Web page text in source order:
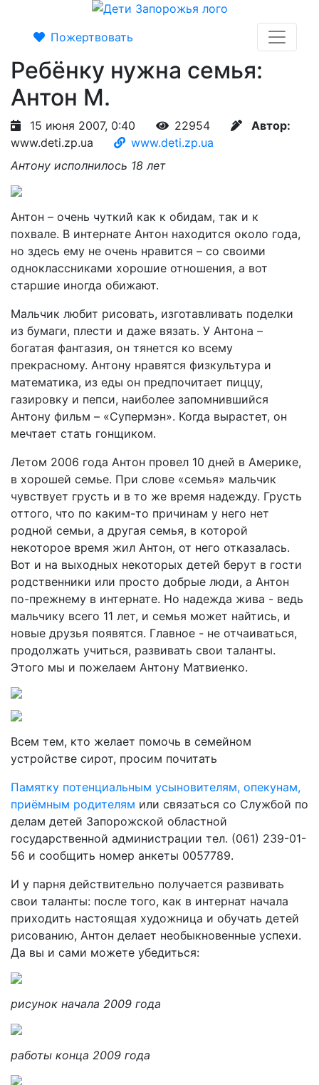
Пожертвовать
Ребёнку нужна семья:
Антон М.
15 июня 2007, 0:40 22954
Автор:
www.deti.zp.ua
www.deti.zp.ua
Антону исполнилось 18 лет
Антон – очень чуткий как к обидам, так и к
похвале. В интернате Антон находится около года,
но здесь ему не очень нравится – со своими
одноклассниками хорошие отношения, а вот
старшие иногда обижают.
Мальчик любит рисовать, изготавливать поделки
из бумаги, плести и даже вязать. У Антона –
богатая фантазия, он тянется ко всему
прекрасному. Антону нравятся физкультура и
математика, из еды он предпочитает пиццу,
газировку и пепси, наиболее запомнившийся
Антону фильм – «Супермэн». Когда вырастет, он
мечтает стать гонщиком.
Летом 2006 года Антон провел 10 дней в Америке,
в хорошей семье. При слове «семья» мальчик
чувствует грусть и в то же время надежду. Грусть
оттого, что по каким-то причинам у него нет
родной семьи, а другая семья, в которой
некоторое время жил Антон, от него отказалась.
Вот и на выходных некоторых детей берут в гости
родственники или просто добрые люди, а Антон
по-прежнему в интернате. Но надежда жива - ведь
мальчику всего 11 лет, и семья может найтись, и
новые друзья появятся. Главное - не отчаиваться,
продолжать учиться, развивать свои таланты.
Этого мы и пожелаем Антону Матвиенко.
Всем тем, кто желает помочь в семейном
устройстве сирот, просим почитать
Памятку потенциальным усыновителям, опекунам,
приёмным родителям или связаться со Службой по
делам детей Запорожской областной
государственной администрации тел. (061) 239-01-
56 и сообщить номер анкеты 0057789.
И у парня действительно получается развивать
свои таланты: после того, как в интернат начала
приходить настоящая художница и обучать детей
рисованию, Антон делает необыкновенные успехи.
Да вы и сами можете убедиться:
рисунок начала 2009 года
работы конца 2009 года